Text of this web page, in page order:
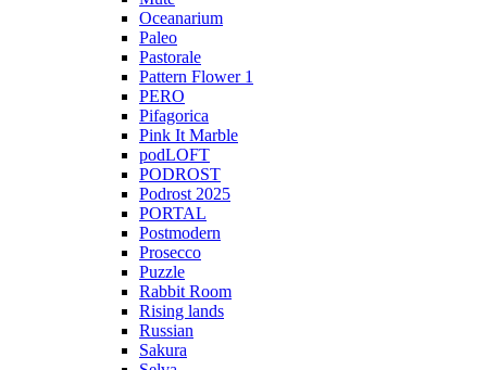
Oceanarium
Paleo
Pastorale
Pattern Flower 1
PERO
Pifagorica
Pink It Marble
podLOFT
PODROST
Podrost 2025
PORTAL
Postmodern
Prosecco
Puzzle
Rabbit Room
Rising lands
Russian
Sakura